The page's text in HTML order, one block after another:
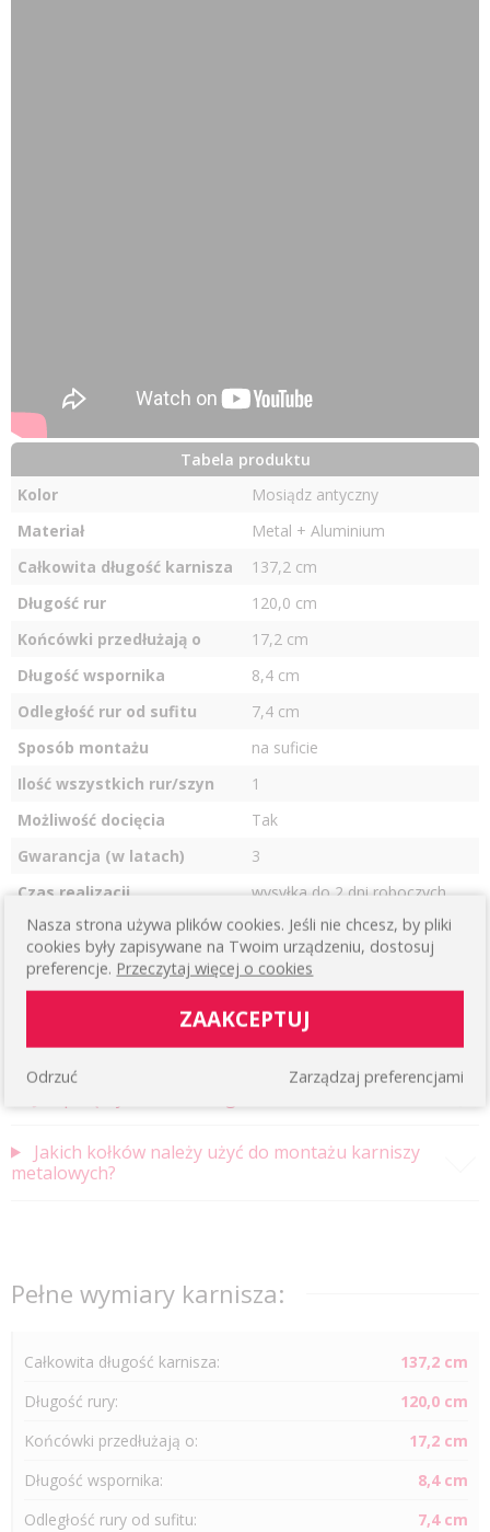
Tabela produktu
Kolor
Mosiądz antyczny
Materiał
Metal + Aluminium
Całkowita długość karnisza
137,2 cm
Długość rur
120,0 cm
Końcówki przedłużają o
17,2 cm
Długość wspornika
8,4 cm
Odległość rur od sufitu
7,4 cm
Sposób montażu
na suficie
Ilość wszystkich rur/szyn
1
Możliwość docięcia
Tak
Gwarancja (w latach)
3
Czas realizacji
wysyłka do 2 dni roboczych
Instrukcja montażu Karnisza
Pytania i odpowiedzi
Jakich kołków należy użyć do montażu karniszy
metalowych?
Pełne wymiary karnisza:
Całkowita długość karnisza:
137,2 cm
Długość rury:
120,0 cm
Końcówki przedłużają o:
17,2 cm
Długość wspornika:
8,4 cm
Odległość rury od sufitu: 7,4 cm
Nasza strona używa plików cookies. Jeśli nie chcesz, by pliki
cookies były zapisywane na Twoim urządzeniu, dostosuj
preferencje. Przeczytaj więcej o cookies
ZAAKCEPTUJ
Zarządzaj preferencjami
Odrzuć